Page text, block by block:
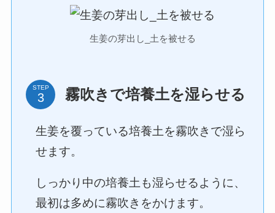
生姜の芽出し_土を被せる
STEP 霧吹きで培養土を湿らせる
生姜を覆っている培養土を霧吹きで湿ら
せます。
しっかり中の培養土も湿らせるように、
最初は多めに霧吹きをかけます。